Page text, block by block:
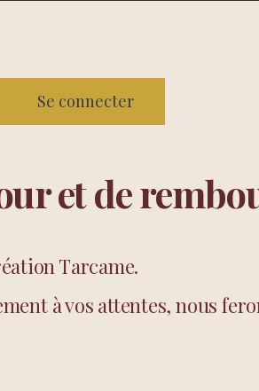
Se connecter
et de
Tarcame.
à vos attentes, nous